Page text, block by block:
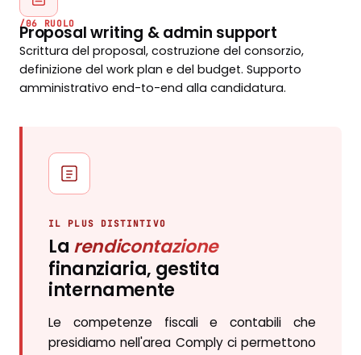
/06 RUOLO
Proposal writing & admin support
Scrittura del proposal, costruzione del consorzio,
definizione del work plan e del budget. Supporto
amministrativo end-to-end alla candidatura.
IL PLUS DISTINTIVO
La rendicontazione
finanziaria, gestita
internamente
Le competenze fiscali e contabili che
presidiamo nell'area Comply ci permettono